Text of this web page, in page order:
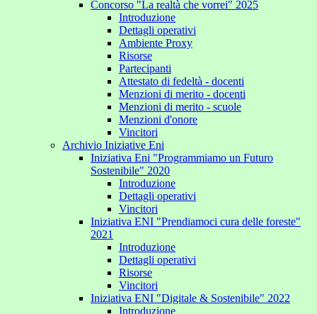
Concorso "La realtà che vorrei" 2025
Introduzione
Dettagli operativi
Ambiente Proxy
Risorse
Partecipanti
Attestato di fedeltà - docenti
Menzioni di merito - docenti
Menzioni di merito - scuole
Menzioni d'onore
Vincitori
Archivio Iniziative Eni
Iniziativa Eni "Programmiamo un Futuro
Sostenibile" 2020
Introduzione
Dettagli operativi
Vincitori
Iniziativa ENI "Prendiamoci cura delle foreste"
2021
Introduzione
Dettagli operativi
Risorse
Vincitori
Iniziativa ENI "Digitale & Sostenibile" 2022
Introduzione